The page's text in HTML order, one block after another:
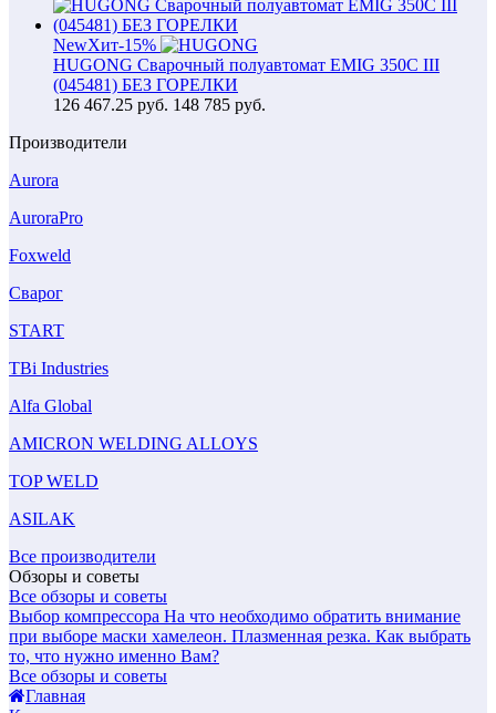
NewХит-15%
HUGONG Сварочный полуавтомат EMIG 350C III
(045481) БЕЗ ГОРЕЛКИ
126 467.25 руб. 148 785 руб.
Производители
Aurora
AuroraPro
Foxweld
Сварог
START
TBi Industries
Alfa Global
AMICRON WELDING ALLOYS
TOP WELD
ASILAK
Все производители
Обзоры и советы
Все обзоры и советы
Выбор компрессора На что необходимо обратить внимание
при выборе маски хамелеон. Плазменная резка. Как выбрать
то, что нужно именно Вам?
Все обзоры и советы
Главная